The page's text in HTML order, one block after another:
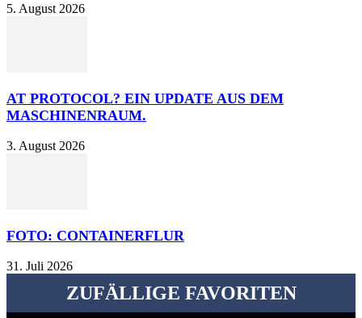
5. August 2026
AT PROTOCOL? EIN UPDATE AUS DEM
MASCHINENRAUM.
3. August 2026
FOTO: CONTAINERFLUR
31. Juli 2026
ZUFÄLLIGE FAVORITEN